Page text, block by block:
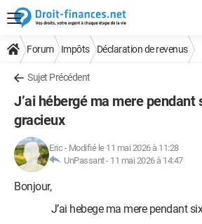
Forum Impôts Déclaration de revenus
Sujet Précédent
J’ai hébergé ma mere pendant
gracieux
Eric - Modifié le 11 mai 2026 à 11:28
UnPassant - 11 mai 2026 à 14:47
Bonjour,
J’ai hebege ma mere pendant